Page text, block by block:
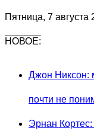
Пятница, 7 августа
НОВОЕ:
Джон Никсон:
почти не
Эрнан